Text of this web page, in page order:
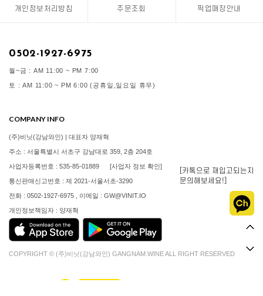
개인정보처리방침 주문조회 픽업매장안내
0502-1927-6975
월~금 : AM 11:00 ~ PM 7:00
토 : AM 11:00 ~ PM 6:00 (공휴일,일요일 휴무)
COMPANY INFO
(주)비닛(강남와인) | 대표자 양재혁
주소 : 서울특별시 서초구 강남대로 359, 2층 204호
사업자등록번호 : 535-85-01889 [사업자 정보 확인]
통신판매신고번호 : 제 2021-서울서초-3290
전화 : 0502-1927-6975 , 이메일 : GW@VINIT.IO
개인정보책임자 : 양재혁
COPYRIGHT © (주)비닛(강남와인) GANGNAM.WINE ALL RIGHT RESERVED
[카톡으로 재입고되는지
문의해보세요!]